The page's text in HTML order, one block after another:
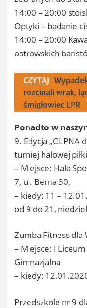
14:00 – 20:00
Optyki – badanie
14:00 – 20:00
ostrowskich
CZYTAJ
rozcinali wrak,
śmigłowiec LPR
Ponadto w
9. Edycja „OLPNA
turniej halowej
– Miejsce: Hala
7, ul. Bema 30,
– kiedy: 11 –
od 9 do 21,
Zumba Fitness dla
– Miejsce: I
Gimnazjalna
– kiedy:
Przedszkole nr 9